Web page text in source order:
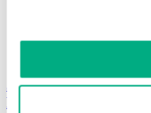
unserer
JuzoFlex Malleo Xtra
Pé elástico com